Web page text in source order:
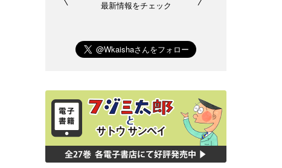
最新情報をチェック